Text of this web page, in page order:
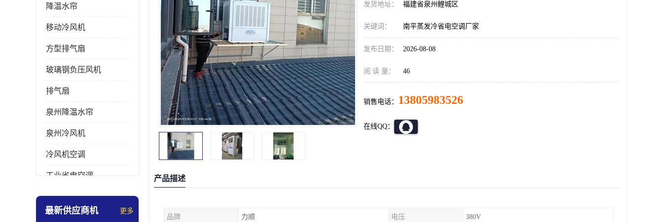
降温水帘
移动冷风机
方型排气扇
玻璃钢负压风机
排气扇
泉州降温水帘
泉州冷风机
冷风机空调
工业省电空调
工业大吊扇
最新供应商机 更多
发货地址： 福建省泉州鲤城区
关键词： 南平蒸发冷省电空调厂家
发布日期： 2026-08-08
阅 读 量： 46
销售电话： 13805983526
在线QQ：
产品描述
品牌 力顺 电压 380V